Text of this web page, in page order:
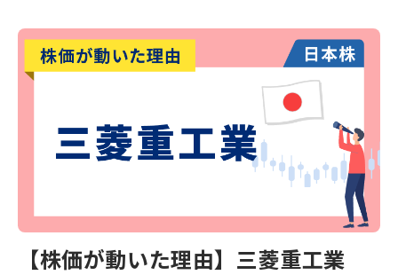
【株価が動いた理由】三菱重工業